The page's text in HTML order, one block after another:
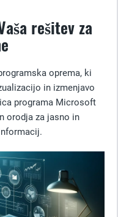
rešitev za
oprema, ki
in izmenjavo
programa Microsoft
orodja za jasno in